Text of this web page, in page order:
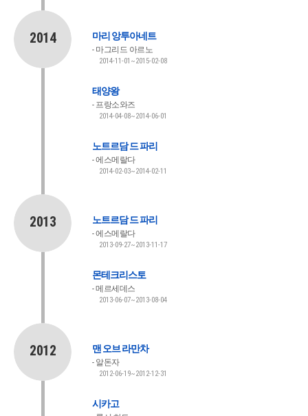
2014 마리 앙투아네트
마그리드 아르노
2014-11-01~2015-02-08
태양왕
프랑소와즈
2014-04-08~2014-06-01
노트르담 드 파리
에스메랄다
2014-02-03~2014-02-11
2013 노트르담 드 파리
에스메랄다
2013-09-27~2013-11-17
몬테크리스토
메르세데스
2013-06-07~2013-08-04
2012 맨 오브 라만차
알돈자
2012-06-19~2012-12-31
시카고